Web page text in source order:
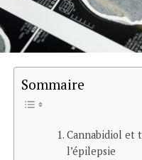
Sommaire
Cannabidiol et
l’épilepsie